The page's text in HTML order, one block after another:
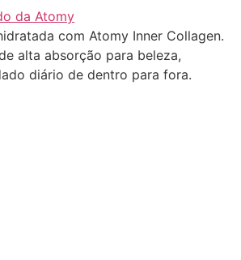
com Atomy Inner Collagen.
alta absorção para beleza,
diário de dentro para fora.